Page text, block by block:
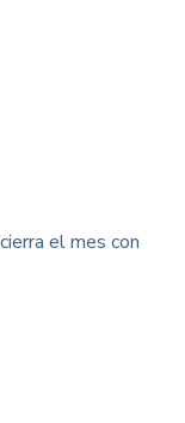
el mes con